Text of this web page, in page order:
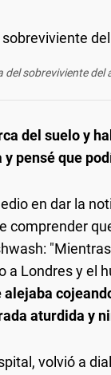
sobreviviente del
del suelo y
pensé que
en dar la
comprender
a Londres y el
alejaba
aturdida y
volvió a